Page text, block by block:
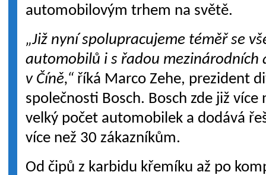
automobilovým trhem na světě.
„Již nyní spolupracujeme téměř se
automobilů i s řadou mezinárodních
v Číně,“ říká Marco Zehe, prezident
společnosti Bosch. Bosch zde již
velký počet automobilek a dodává
více než 30 zákazníkům.
Od čipů z karbidu křemíku až po